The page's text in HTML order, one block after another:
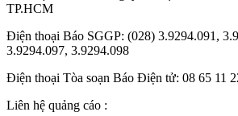
TP.HCM
Điện thoại Báo SGGP: (028) 3.9294.091,
3.9294.097, 3.9294.098
Điện thoại Tòa soạn Báo Điện tử: 08 65 11
Liên hệ quảng cáo :